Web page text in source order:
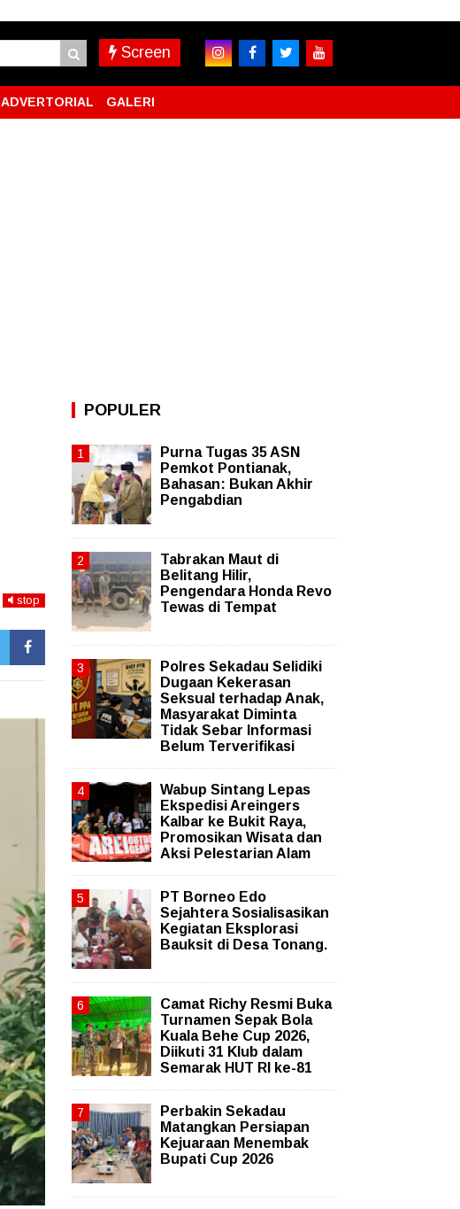
Screen
ADVERTORIAL GALERI
stop
POPULER
Purna Tugas 35 ASN
Pemkot Pontianak,
Bahasan: Bukan Akhir
Pengabdian
Tabrakan Maut di
Belitang Hilir,
Pengendara Honda Revo
Tewas di Tempat
Polres Sekadau Selidiki
Dugaan Kekerasan
Seksual terhadap Anak,
Masyarakat Diminta
Tidak Sebar Informasi
Belum Terverifikasi
Wabup Sintang Lepas
Ekspedisi Areingers
Kalbar ke Bukit Raya,
Promosikan Wisata dan
Aksi Pelestarian Alam
PT Borneo Edo
Sejahtera Sosialisasikan
Kegiatan Eksplorasi
Bauksit di Desa Tonang.
Camat Richy Resmi Buka
Turnamen Sepak Bola
Kuala Behe Cup 2026,
Diikuti 31 Klub dalam
Semarak HUT RI ke-81
Perbakin Sekadau
Matangkan Persiapan
Kejuaraan Menembak
Bupati Cup 2026